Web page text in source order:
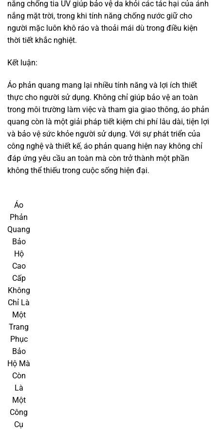
Áo Phản Quang Bảo Hộ Cao Cấp Không Chỉ Là Một Trang
Phục Bảo Hộ Mà Còn Là Một Công Cụ Quan Trọng Giúp
V. Tổng kết
Áo phản quang chất lượng
không thể thiếu trong nhiều lĩnh vực và hoạt động ngoài
trời. Với khả năng phản chiếu ánh sáng mạnh mẽ, áo phản
quang giúp người mặc được nhận diện rõ ràng trong điều
kiện thiếu sáng hoặc ban đêm, đảm bảo an toàn tối đa cho
người sử dụng. Từ công nhân xây dựng, nhân viên cứu hộ
đến người tham gia giao thông, áo phản quang đóng vai
trò quan trọng trong việc giảm thiểu tai nạn và nâng cao
hiệu quả công việc.
Được làm từ các chất liệu chất lượng như polyester và
nylon, áo phản quang không chỉ bền, dễ bảo quản mà còn
mang lại cảm giác thoải mái cho người mặc. Áo phản
quang cao cấp còn tích hợp nhiều tính năng như chống tia
UV, chống nước, giúp bảo vệ người sử dụng khỏi các tác
động của thời tiết.